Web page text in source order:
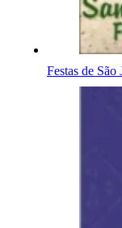
Festas de